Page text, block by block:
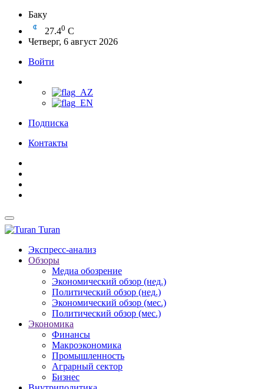
Баку
27.40 C
Четверг, 6 август 2026
Войти
Подписка
Контакты
Turan
Экспресс-анализ
Обзоры
Медиа обозрение
Экономический обзор (нед.)
Политический обзор (нед.)
Экономический обзор (мес.)
Политический обзор (мес.)
Экономика
Финансы
Макроэкономика
Промышленность
Аграрный сектор
Бизнес